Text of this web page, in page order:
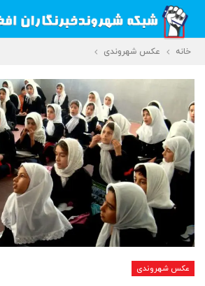
خانه عکس شهروندی
عکس شهروندی